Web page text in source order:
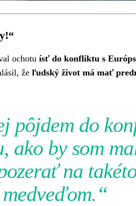
ochotu ísť do konfliktu s
že ľudský život má mať
pôjdem do
ako by som
na